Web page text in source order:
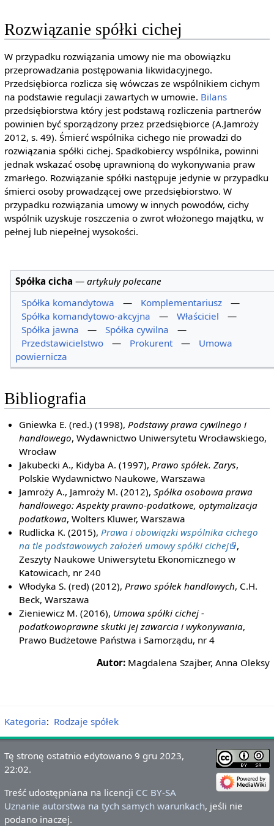
Rozwiązanie spółki cichej
W przypadku rozwiązania umowy nie ma obowiązku
przeprowadzania postępowania likwidacyjnego.
Przedsiębiorca rozlicza się wówczas ze wspólnikiem cichym
na podstawie regulacji zawartych w umowie. Bilans
przedsiębiorstwa który jest podstawą rozliczenia partnerów
powinien być sporządzony przez przedsiębiorce (A.Jamroży
2012, s. 49). Śmierć wspólnika cichego nie prowadzi do
rozwiązania spółki cichej. Spadkobiercy wspólnika, powinni
jednak wskazać osobę uprawnioną do wykonywania praw
zmarłego. Rozwiązanie spółki następuje jedynie w przypadku
śmierci osoby prowadzącej owe przedsiębiorstwo. W
przypadku rozwiązania umowy w innych powodów, cichy
wspólnik uzyskuje roszczenia o zwrot włożonego majątku, w
pełnej lub niepełnej wysokości.
Spółka cicha —artykuły polecane
Spółka komandytowa
— Komplementariusz
—
Spółka komandytowo-akcyjna
— Właściciel
—
Spółka jawna
— Spółka cywilna
—
Przedstawicielstwo
— Prokurent —
Umowa
powiernicza
Bibliografia
Gniewka E. (red.) (1998), Podstawy prawa cywilnego i
handlowego, Wydawnictwo Uniwersytetu Wrocławskiego,
Wrocław
Jakubecki A., Kidyba A. (1997), Prawo spółek. Zarys,
Polskie Wydawnictwo Naukowe, Warszawa
Jamroży A., Jamroży M. (2012),Spółka osobowa prawa
handlowego: Aspekty prawno-podatkowe, optymalizacja
podatkowa, Wolters Kluwer, Warszawa
Rudlicka K. (2015), Prawa i obowiązki wspólnika cichego
na tle podstawowych założeń umowy spółki cichej
,
Zeszyty Naukowe Uniwersytetu Ekonomicznego w
Katowicach, nr 240
Włodyka S. (red) (2012), Prawo spółek handlowych, C.H.
Beck, Warszawa
Zieniewicz M. (2016), Umowa spółki cichej -
podatkowoprawne skutki jej zawarcia i wykonywania,
Prawo Budżetowe Państwa i Samorządu, nr 4
Autor: Magdalena Szajber, Anna Oleksy
Kategoria: Rodzaje spółek
Tę stronę ostatnio edytowano 9 gru 2023,
22:02.
Treść udostępniana na licencji CC BY-SA
Uznanie autorstwa na tych samych warunkach, jeśli nie
podano inaczej.